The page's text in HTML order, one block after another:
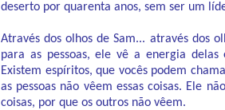
deserto por quarenta anos, sem ser um
Através dos olhos de Sam... através dos
para as pessoas, ele vê a energia
Existem espíritos, que vocês podem
as pessoas não vêem essas coisas. Ele
coisas, por que os outros não vêem.